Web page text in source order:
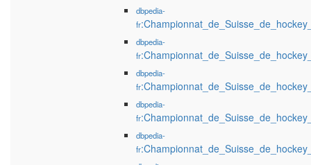
dbpedia-
fr
dbpedia-
fr
dbpedia-
fr
dbpedia-
fr
dbpedia-
fr